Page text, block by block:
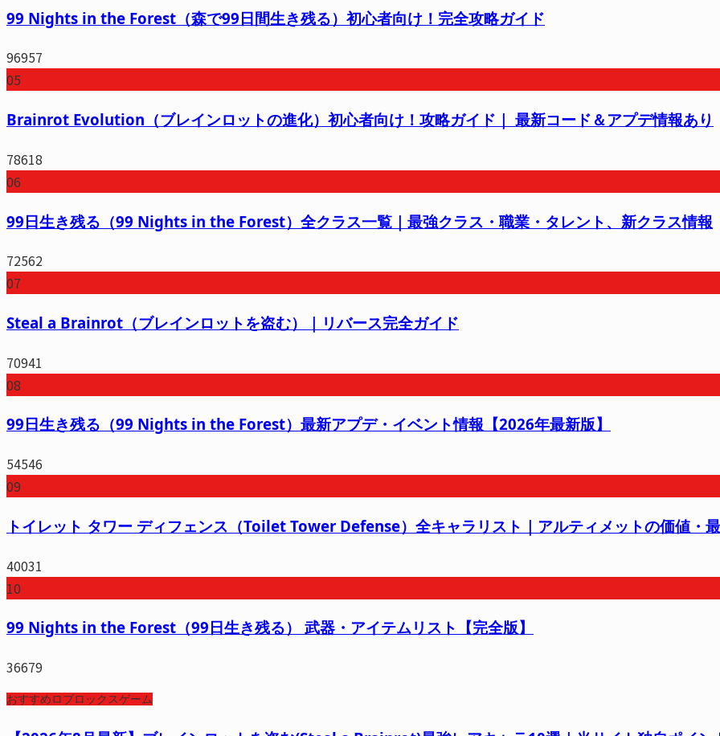
99 Nights in the Forest（森で99日間生き残る）初心者向け！完全攻略ガイド
96957
05
Brainrot Evolution（ブレインロットの進化）初心者向け！攻略ガイド｜ 最新コード＆アプデ情報あり
78618
06
99日生き残る（99 Nights in the Forest）全クラス一覧｜最強クラス・職業・タレント、新クラス情報
72562
07
Steal a Brainrot（ブレインロットを盗む）｜リバース完全ガイド
70941
08
99日生き残る（99 Nights in the Forest）最新アプデ・イベント情報【2026年最新版】
54546
09
トイレット タワー ディフェンス（Toilet Tower Defense）全キャラリスト｜アルティメットの価値・
40031
10
99 Nights in the Forest（99日生き残る） 武器・アイテムリスト【完全版】
36679
おすすめロブロックスゲーム